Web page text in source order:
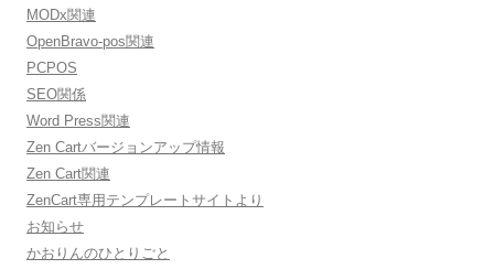
MODx関連
OpenBravo-pos関連
PCPOS
SEO関係
Word Press関連
Zen Cartバージョンアップ情報
Zen Cart関連
ZenCart専用テンプレートサイトより
お知らせ
かおりんのひとりごと